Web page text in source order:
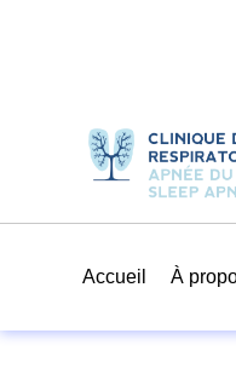
Accueil À